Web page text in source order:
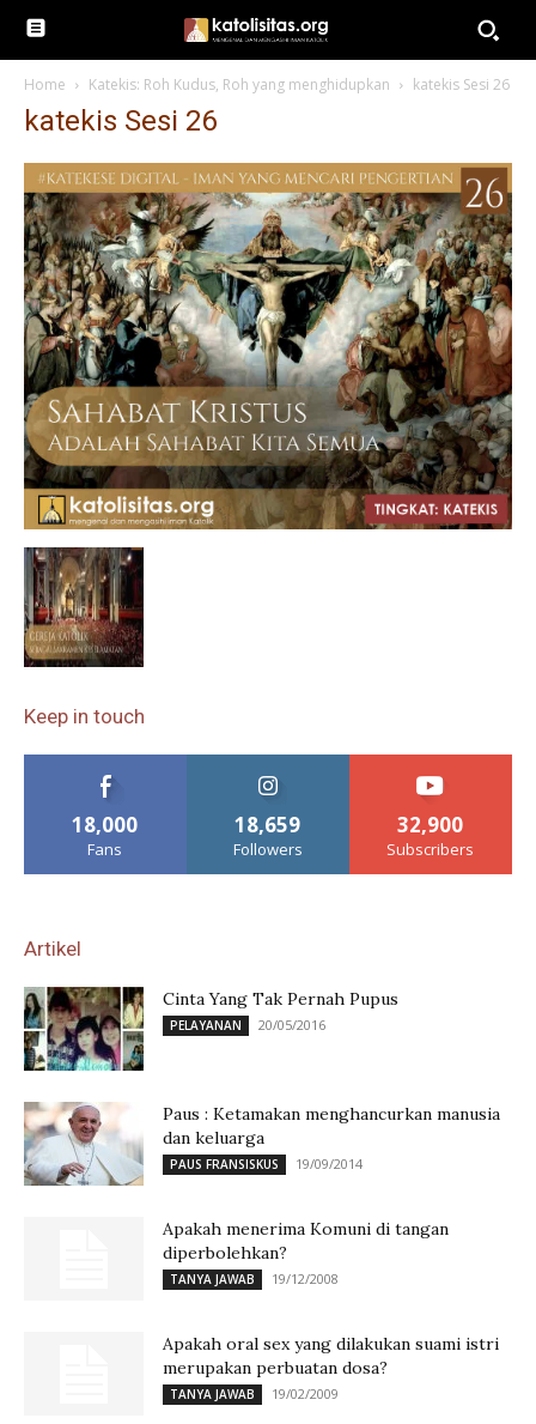
Home Katekis: Roh Kudus, Roh yang menghidupkan katekis Sesi 26
katekis Sesi 26
Keep in touch
18,000
Fans
18,659
Followers
32,900
Subscribers
Artikel
Cinta Yang Tak Pernah Pupus
PELAYANAN 20/05/2016
Paus : Ketamakan menghancurkan manusia
dan keluarga
PAUS FRANSISKUS 19/09/2014
Apakah menerima Komuni di tangan
diperbolehkan?
TANYA JAWAB 19/12/2008
Apakah oral sex yang dilakukan suami istri
merupakan perbuatan dosa?
TANYA JAWAB 19/02/2009